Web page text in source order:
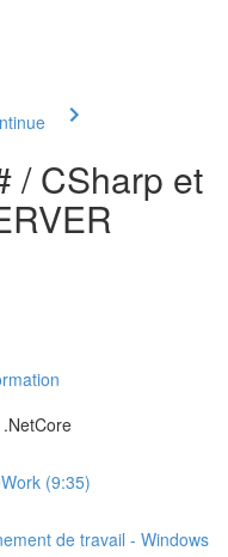
/ CSharp et
(9:35)
de travail - Windows